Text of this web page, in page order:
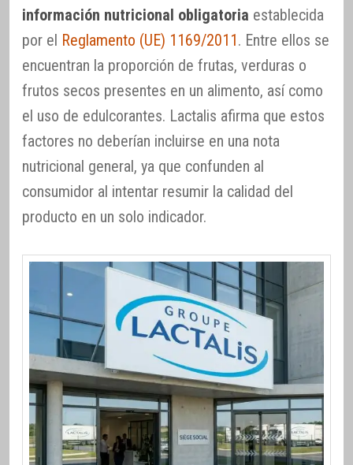
información nutricional obligatoria establecida
por el Reglamento (UE) 1169/2011. Entre ellos se
encuentran la proporción de frutas, verduras o
frutos secos presentes en un alimento, así como
el uso de edulcorantes. Lactalis afirma que estos
factores no deberían incluirse en una nota
nutricional general, ya que confunden al
consumidor al intentar resumir la calidad del
producto en un solo indicador.